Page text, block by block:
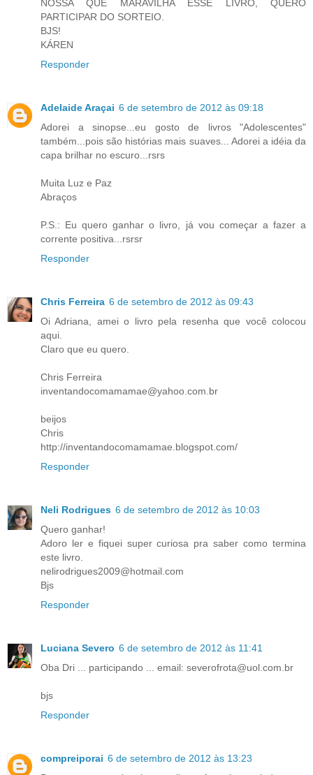
NOSSA QUE MARAVILHA ESSE LIVRO, QUERO
PARTICIPAR DO SORTEIO.
BJS!
KÁREN
Responder
Adelaide Araçai 6 de setembro de 2012 às 09:18
Adorei a sinopse...eu gosto de livros "Adolescentes"
também...pois são histórias mais suaves... Adorei a idéia da
capa brilhar no escuro...rsrs
Muita Luz e Paz
Abraços
P.S.: Eu quero ganhar o livro, já vou começar a fazer a
corrente positiva...rsrsr
Responder
Chris Ferreira 6 de setembro de 2012 às 09:43
Oi Adriana, amei o livro pela resenha que você colocou
aqui.
Claro que eu quero.
Chris Ferreira
inventandocomamamae@yahoo.com.br
beijos
Chris
http://inventandocomamamae.blogspot.com/
Responder
Neli Rodrigues 6 de setembro de 2012 às 10:03
Quero ganhar!
Adoro ler e fiquei super curiosa pra saber como termina
este livro.
nelirodrigues2009@hotmail.com
Bjs
Responder
Luciana Severo 6 de setembro de 2012 às 11:41
Oba Dri ... participando ... email: severofrota@uol.com.br
bjs
Responder
compreiporai 6 de setembro de 2012 às 13:23